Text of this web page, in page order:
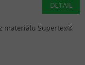
DETAIL
materiálu Supertex®